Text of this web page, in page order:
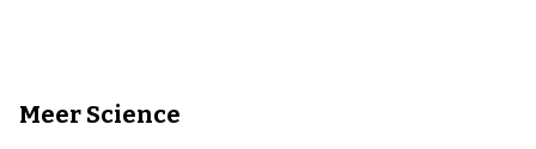
Meer Science